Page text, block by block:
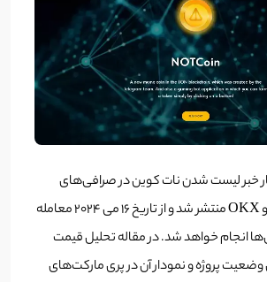
خبر لیست شدن نات کوین در صرافی‌های
بزرگی مثل بایننس و OKX منتشر شد و از تاریخ 16 می 2024 معامله
انجام خواهد شد. در مقاله تحلیل قیمت
پروژه و نمودار آن در پری مارکت‌های